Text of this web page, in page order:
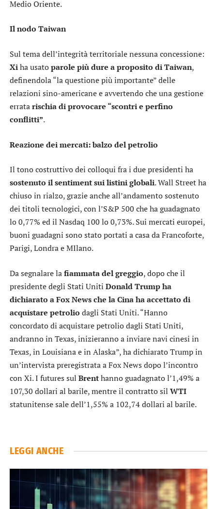
Medio Oriente.
Il nodo Taiwan
Sul tema dell’integrità territoriale nessuna concessione:
Xiha usatoparole più dure a proposito di Taiwan,
definendola “la questione più importante” delle
relazioni sino-americane e avvertendo che una gestione
erratarischia di provocare “scontri e perfino
conflitti”.
Reazione dei mercati: balzo del petrolio
Il tono costruttivo dei colloqui fra i due presidenti ha
sostenuto il sentiment sui listini globali. Wall Street ha
chiuso in rialzo, grazie anche all’andamento sostenuto
dei titoli tecnologici, con l’S&P 500 che ha guadagnato
lo 0,77% ed il Nasdaq 100 lo 0,73%. Sui mercati europei,
buoni guadagni sono stato portati a casa da Francoforte,
Parigi, Londra e MIlano.
Da segnalare lafiammata del greggio, dopo che il
presidente degli Stati Uniti Donald Trump ha
dichiarato a Fox News che la Cina ha accettato di
acquistare petrolio dagli Stati Uniti. “Hanno
concordato di acquistare petrolio dagli Stati Uniti,
andranno in Texas, inizieranno a inviare navi cinesi in
Texas, in Louisiana e in Alaska”, ha dichiarato Trump in
un’intervista preregistrata a Fox News dopo l’incontro
con Xi. I futures sul Brenthanno guadagnato l’1,49% a
107,30 dollari al barile, mentre il contratto sil WTI
statunitense sale dell’1,55% a 102,74 dollari al barile.
LEGGI ANCHE